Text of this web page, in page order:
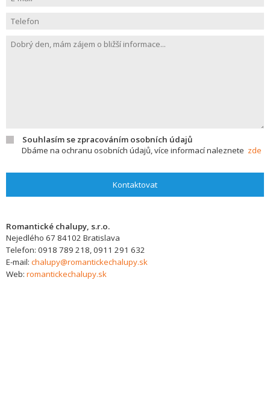
Souhlasím se zpracováním osobních údajů
Dbáme na ochranu osobních údajů, více informací naleznete zde
Kontaktovat
Romantické chalupy, s.r.o.
Nejedlého 67 84102 Bratislava
Telefon: 0918 789 218, 0911 291 632
E-mail: chalupy@romantickechalupy.sk
Web: romantickechalupy.sk